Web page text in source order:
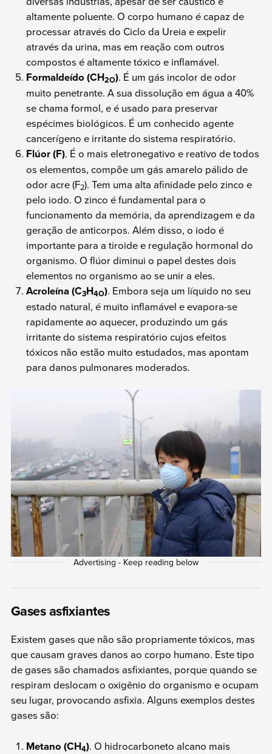
altamente poluente. O corpo humano é capaz de
processar através do Ciclo da Ureia e expelir
através da urina, mas em reação com outros
compostos é altamente tóxico e inflamável.
Formaldeído (CH2O). É um gás incolor de odor
muito penetrante. A sua dissolução em água a 40%
se chama formol, e é usado para preservar
espécimes biológicos. É um conhecido agente
cancerígeno e irritante do sistema respiratório.
Flúor (F). É o mais eletronegativo e reativo de todos
os elementos, compõe um gás amarelo pálido de
odor acre (F2). Tem uma alta afinidade pelo zinco e
pelo iodo. O zinco é fundamental para o
funcionamento da memória, da aprendizagem e da
geração de anticorpos. Além disso, o iodo é
importante para a tiroide e regulação hormonal do
organismo. O flúor diminui o papel destes dois
elementos no organismo ao se unir a eles.
Acroleína (C3H4O). Embora seja um líquido no seu
estado natural, é muito inflamável e evapora-se
rapidamente ao aquecer, produzindo um gás
irritante do sistema respiratório cujos efeitos
tóxicos não estão muito estudados, mas apontam
para danos pulmonares moderados.
Gases asfixiantes
Existem gases que não são propriamente tóxicos, mas
que causam graves danos ao corpo humano. Este tipo
de gases são chamados asfixiantes, porque quando se
respiram deslocam o oxigênio do organismo e ocupam
seu lugar, provocando asfixia. Alguns exemplos destes
gases são:
Metano (CH4). O hidrocarboneto alcano mais